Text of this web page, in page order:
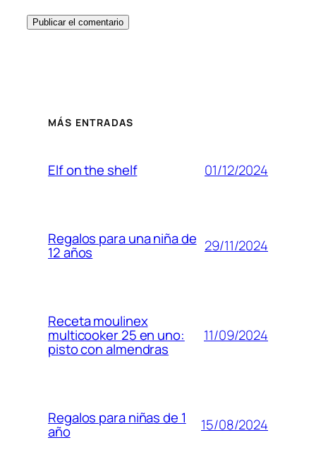
MÁS ENTRADAS
Elf on the shelf 01/12/2024
Regalos para una niña de
12 años 29/11/2024
Receta moulinex
multicooker 25 en uno:
pisto con almendras
11/09/2024
Regalos para niñas de 1
año 15/08/2024